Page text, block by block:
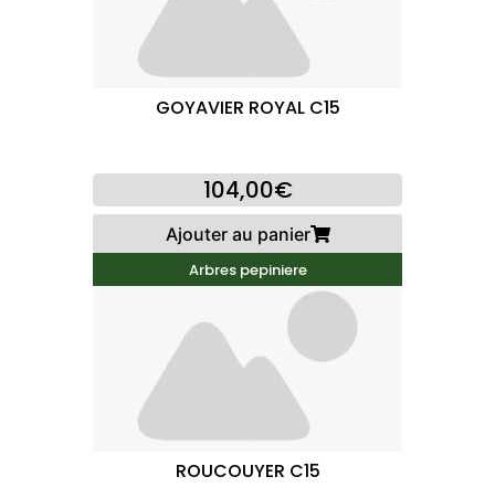
GOYAVIER ROYAL C15
104,00€
Ajouter au panier
Arbres pepiniere
ROUCOUYER C15